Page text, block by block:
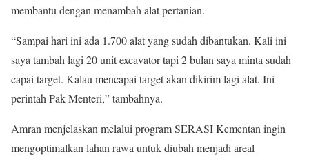
membantu dengan menambah alat pertanian.
“Sampai hari ini ada 1.700 alat yang sudah dibantukan. Kali ini
saya tambah lagi 20 unit excavator tapi 2 bulan saya minta sudah
capai target. Kalau mencapai target akan dikirim lagi alat. Ini
perintah Pak Menteri,” tambahnya.
Amran menjelaskan melalui program SERASI Kementan ingin
mengoptimalkan lahan rawa untuk diubah menjadi areal